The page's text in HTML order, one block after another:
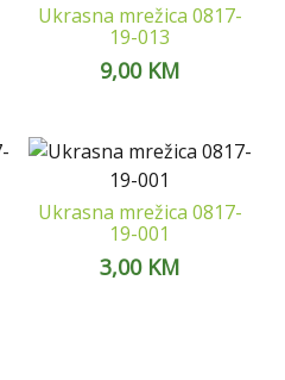
Ukrasna mrežica 0817-
19-013
9,00 KM
Ukrasna mrežica 0817-
19-001
3,00 KM